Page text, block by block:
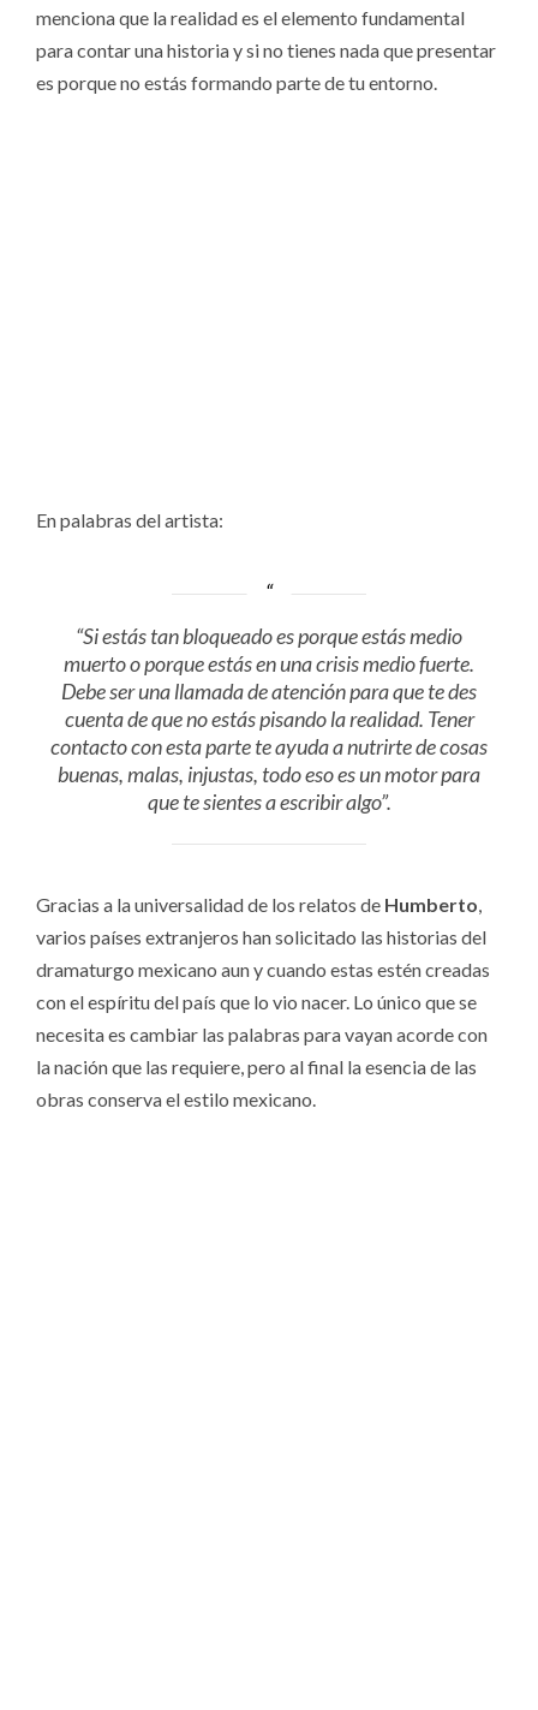
menciona que la realidad es el elemento fundamental
para contar una historia y si no tienes nada que presentar
es porque no estás formando parte de tu entorno.
En palabras del artista:
“Si estás tan bloqueado es porque estás medio
muerto o porque estás en una crisis medio fuerte.
Debe ser una llamada de atención para que te des
cuenta de que no estás pisando la realidad. Tener
contacto con esta parte te ayuda a nutrirte de cosas
buenas, malas, injustas, todo eso es un motor para
que te sientes a escribir algo”.
Gracias a la universalidad de los relatos de Humberto,
varios países extranjeros han solicitado las historias del
dramaturgo mexicano aun y cuando estas estén creadas
con el espíritu del país que lo vio nacer. Lo único que se
necesita es cambiar las palabras para vayan acorde con
la nación que las requiere, pero al final la esencia de las
obras conserva el estilo mexicano.